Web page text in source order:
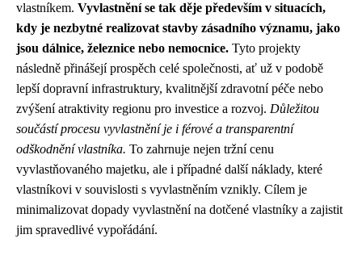
vlastníkem. Vyvlastnění se tak děje především v situacích,
kdy je nezbytné realizovat stavby zásadního významu, jako
jsou dálnice, železnice nebo nemocnice. Tyto projekty
následně přinášejí prospěch celé společnosti, ať už v podobě
lepší dopravní infrastruktury, kvalitnější zdravotní péče nebo
zvýšení atraktivity regionu pro investice a rozvoj. Důležitou
součástí procesu vyvlastnění je i férové a transparentní
odškodnění vlastníka. To zahrnuje nejen tržní cenu
vyvlastňovaného majetku, ale i případné další náklady, které
vlastníkovi v souvislosti s vyvlastněním vznikly. Cílem je
minimalizovat dopady vyvlastnění na dotčené vlastníky a zajistit
jim spravedlivé vypořádání.